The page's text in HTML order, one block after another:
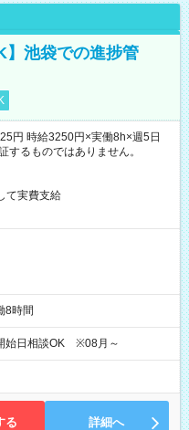
】池袋での進捗管
円 時給3250円×実働8h×週5日
るものではありません。
て実費支給
8時間
日相談OK ※08月～
る 詳細へ